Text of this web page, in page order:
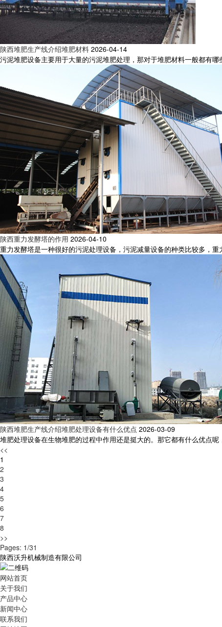
陕西堆肥生产线介绍堆肥材料 2026-04-14
污泥堆肥设备主要用于大量的污泥堆肥处理，那对于堆肥材料一般都有
陕西重力发酵塔的作用 2026-04-10
重力发酵塔是一种很好的污泥处理设备，污泥减量设备的种类比较多，
陕西堆肥生产线介绍堆肥处理设备有什么优点 2026-03-09
堆肥处理设备在生物堆肥的过程中作用还是挺大的。那它都有什么优点
<<
1
2
3
4
5
6
7
8
>>
Pages: 1/31
陕西沃升机械制造有限公司
网站首页
关于我们
产品中心
新闻中心
联系我们